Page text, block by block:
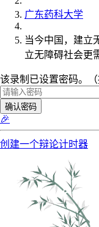
广东药科大学
当今中国，建立
立无障碍社会更
该录制已设置密码。
确认密码
🎉
创建一个辩论计时器